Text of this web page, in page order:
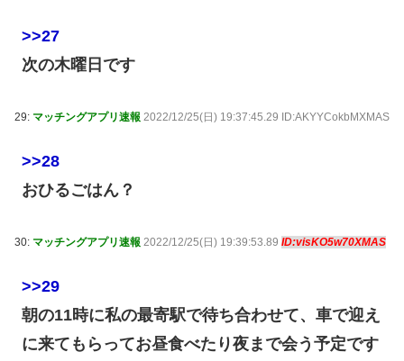
>>27
次の木曜日です
29: マッチングアプリ速報 2022/12/25(日) 19:37:45.29 ID:AKYYCokbMXMAS
>>28
おひるごはん？
30: マッチングアプリ速報 2022/12/25(日) 19:39:53.89 ID:visKO5w70XMAS
>>29
朝の11時に私の最寄駅で待ち合わせて、車で迎え
に来てもらってお昼食べたり夜まで会う予定です